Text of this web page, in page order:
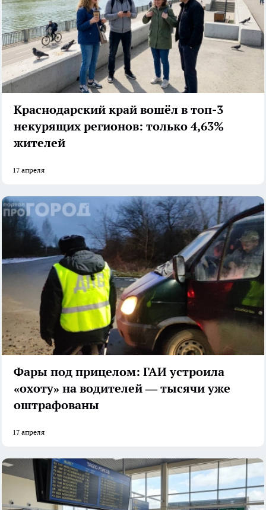
Краснодарский край вошёл в топ-3
некурящих регионов: только 4,63%
жителей
17 апреля
Фары под прицелом: ГАИ устроила
«охоту» на водителей — тысячи уже
оштрафованы
17 апреля